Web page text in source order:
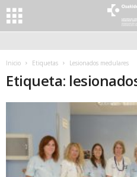
Inicio Etiquetas Lesionados medulares
Etiqueta: